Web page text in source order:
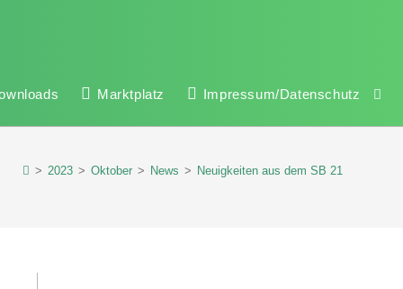
Marktplatz Impressum/Datenschutz
> 2023 > Oktober > News > Neuigkeiten aus dem SB 21